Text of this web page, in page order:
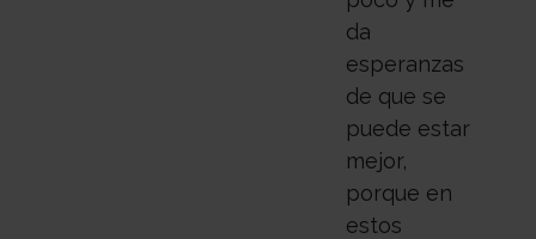
da
esperanzas
de que se
puede estar
mejor,
porque en
estos